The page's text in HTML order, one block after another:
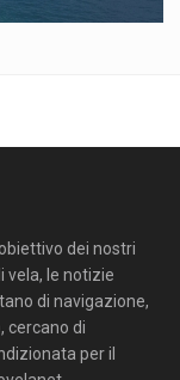
dei nostri
vela, le notizie
di navigazione,
cercano di
per il